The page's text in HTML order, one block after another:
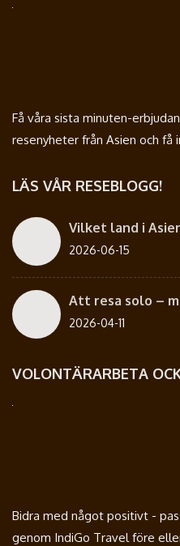
Få våra sista minuten-
resenyheter från Asien och få
LÄS VÅR RESEBLOGG!
Vilket land i
2026-06-15
Att resa solo –
2026-04-11
VOLONTÄRARBETA
Bidra med något positivt -
genom IndiGo Travel före